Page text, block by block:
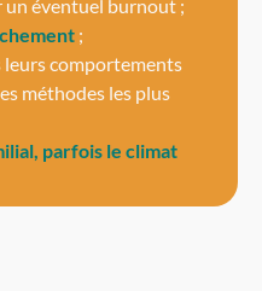
éventuel burnout ;
;
leurs comportements
méthodes les plus
parfois le climat